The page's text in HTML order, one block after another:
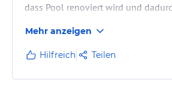
dass Pool renoviert wird und
allacart Restaurants. Das beste Nr.1
die Jungs von der Bar Sandy, Jose
uns immer mit verschiedene Drinks
nicht kannten . Wichtig vor allem
Mehr anzeigen
Hilfreich Teilen